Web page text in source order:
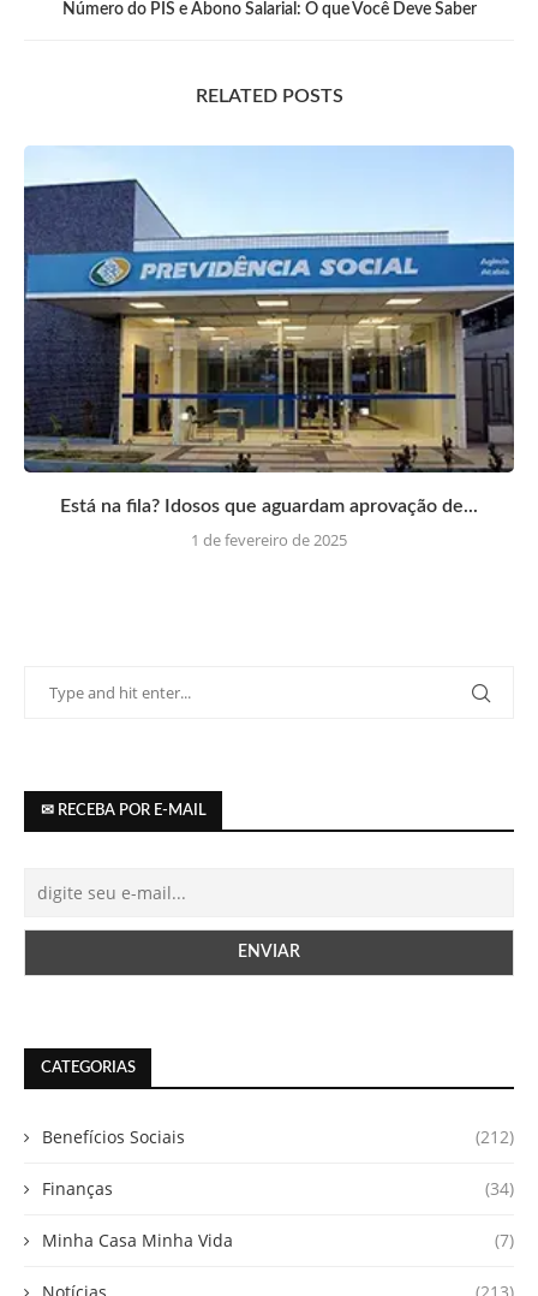
Número do PIS e Abono Salarial: O que Você Deve Saber
RELATED POSTS
Está na fila? Idosos que aguardam aprovação de...
1 de fevereiro de 2025
✉ RECEBA POR E-MAIL
CATEGORIAS
Benefícios Sociais (212)
Finanças (34)
Minha Casa Minha Vida (7)